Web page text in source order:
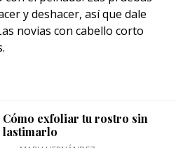
y deshacer, así que dale
novias con cabello corto
Cómo exfoliar tu rostro sin
lastimarlo